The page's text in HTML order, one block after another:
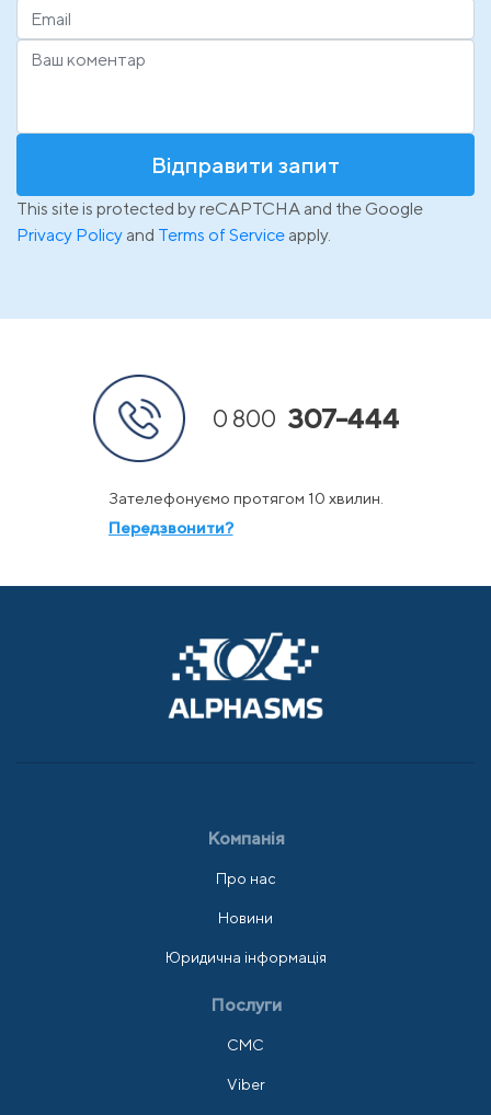
Відправити запит
This site is protected by reCAPTCHA and the Google
Privacy Policy and Terms of Service apply.
0 800 307-444
Зателефонуємо протягом 10 хвилин.
Передзвонити?
Компанія
Про нас
Новини
Юридична інформація
Послуги
СМС
Viber